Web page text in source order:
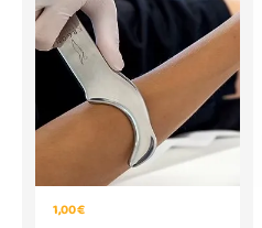
1,00 €